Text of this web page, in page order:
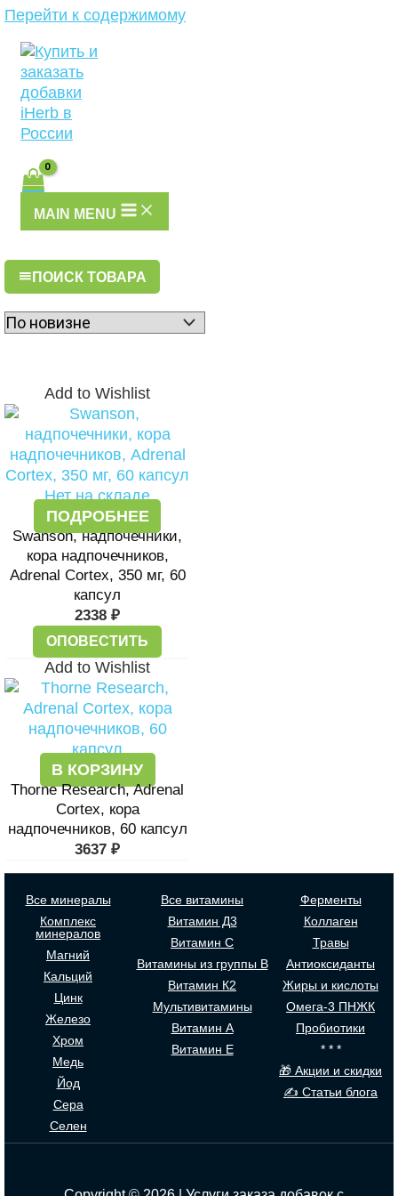
Перейти к содержимому
MAIN MENU
ПОИСК ТОВАРА
Add to Wishlist
Нет на складе
ПОДРОБНЕЕ
Swanson, надпочечники,
кора надпочечников,
Adrenal Cortex, 350 мг, 60
капсул
2338 ₽
ОПОВЕСТИТЬ
Add to Wishlist
В КОРЗИНУ
Thorne Research, Adrenal
Cortex, кора
надпочечников, 60 капсул
3637 ₽
Все минералы
Комплекс
минералов
Магний
Кальций
Цинк
Железо
Хром
Медь
Йод
Сера
Селен
Все витамины
Витамин Д3
Витамин С
Витамины из группы В
Витамин К2
Мультивитамины
Витамин А
Витамин Е
Ферменты
Коллаген
Травы
Антиоксиданты
Жиры и кислоты
Омега-3 ПНЖК
Пробиотики
* * *
🎁 Акции и скидки
✍ Статьи блога